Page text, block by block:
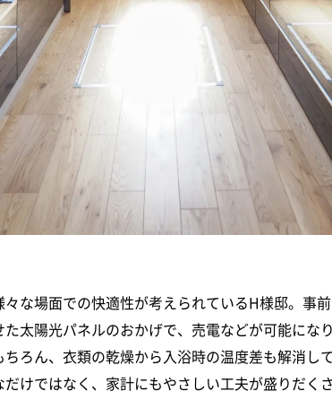
々な場面での快適性が考えられているH様邸。事
た太陽光パネルのおかげで、売電などが可能にな
ちろん、衣類の乾燥から入浴時の温度差も解消
だけではなく、家計にもやさしい工夫が盛りだく